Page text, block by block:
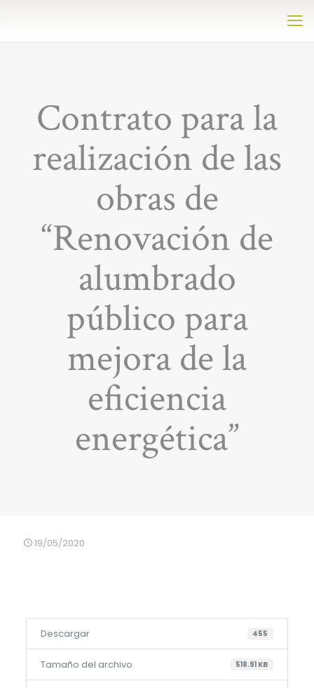
Contrato para la
realización de las
obras de
“Renovación de
alumbrado
público para
mejora de la
eficiencia
energética”
19/05/2020
Descargar 455
Tamaño del archivo 518.91 KB